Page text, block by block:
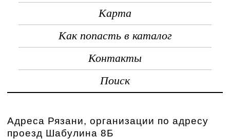
Карта
Как попасть в каталог
Контакты
Поиск
Адреса Рязани, организации по адресу
проезд Шабулина 8Б